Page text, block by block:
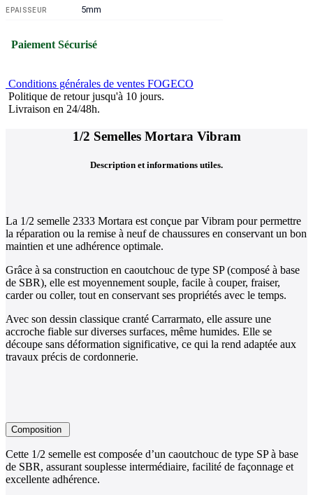
EPAISSEUR 5mm
Paiement Sécurisé
Conditions générales de ventes FOGECO
Politique de retour jusqu'à 10 jours.
Livraison en 24/48h.
1/2 Semelles Mortara Vibram
Description et informations utiles.
La 1/2 semelle 2333 Mortara est conçue par Vibram pour permettre
la réparation ou la remise à neuf de chaussures en conservant un bon
maintien et une adhérence optimale.
Grâce à sa construction en caoutchouc de type SP (composé à base
de SBR), elle est moyennement souple, facile à couper, fraiser,
carder ou coller, tout en conservant ses propriétés avec le temps.
Avec son dessin classique cranté Carrarmato, elle assure une
accroche fiable sur diverses surfaces, même humides. Elle se
découpe sans déformation significative, ce qui la rend adaptée aux
travaux précis de cordonnerie.
Composition
Cette 1/2 semelle est composée d’un caoutchouc de type SP à base
de SBR, assurant souplesse intermédiaire, facilité de façonnage et
excellente adhérence.